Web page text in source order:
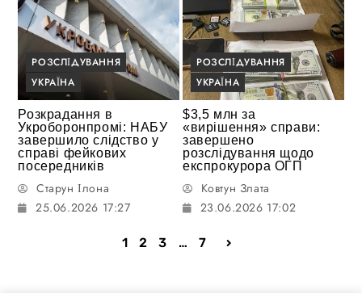
РОЗСЛІДУВАННЯ
УКРАЇНА
Розкрадання в
Укроборонпромі: НАБУ
завершило слідство у
справі фейкових
посередників
Старун Ілона
25.06.2026 17:27
РОЗСЛІДУВАННЯ
УКРАЇНА
$3,5 млн за
«вирішення» справи:
завершено
розслідування щодо
експрокурора ОГП
Ковтун Злата
23.06.2026 17:02
1 2 3 … 7